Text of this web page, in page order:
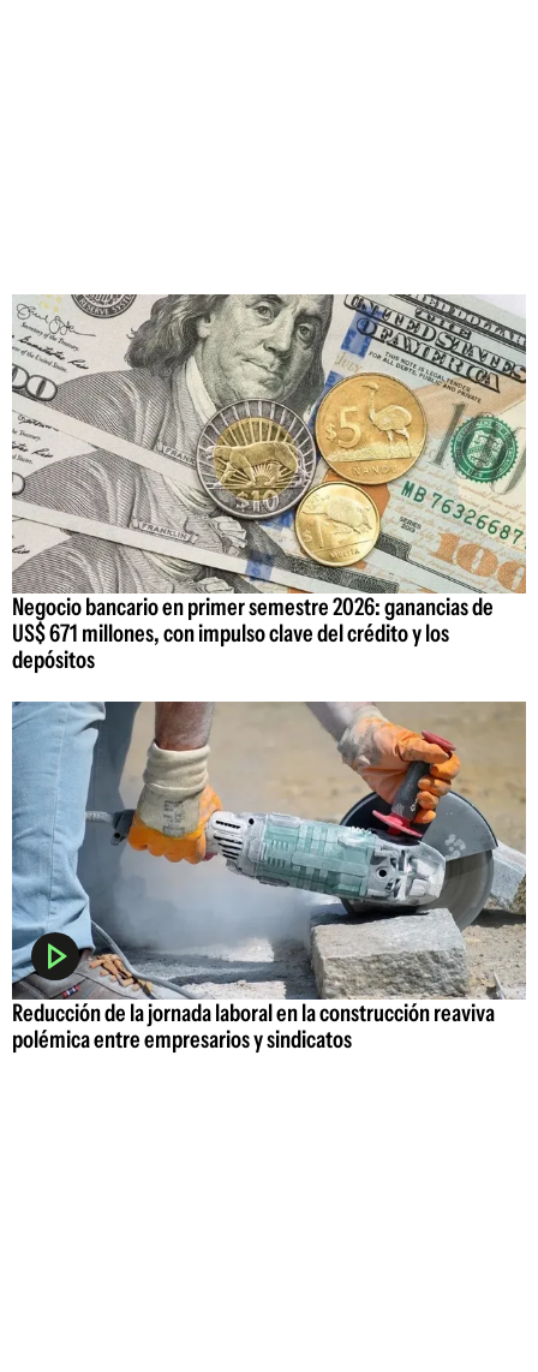
Negocio bancario en primer semestre 2026: ganancias de
US$ 671 millones, con impulso clave del crédito y los
depósitos
Reducción de la jornada laboral en la construcción reaviva
polémica entre empresarios y sindicatos